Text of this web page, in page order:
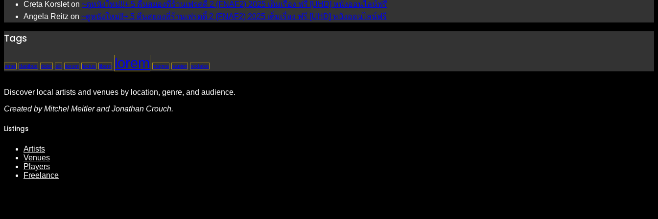
Creta Korsleton ~ดูหนังใหม่‼️+ 5 คืนสยองที่ร้านเฟรดดี้ 2 (FNAF2) 2025 เต็มเรื่อง ฟรี [UHD] หนังออนไลน์ฟรี
Angela Reitz on ~ดูหนังใหม่‼️+ 5 คืนสยองที่ร้านเฟรดดี้ 2 (FNAF2) 2025 เต็มเรื่อง ฟรี [UHD] หนังออนไลน์ฟรี
Tags
amet dapibus dolor elit ipsum lectus libero lorem magna sapien sodales
Discover local artists and venues by location, genre, and audience.
Created by Mitchel Meitler and Jonathan Crouch.
Listings
Artists
Venues
Players
Freelance